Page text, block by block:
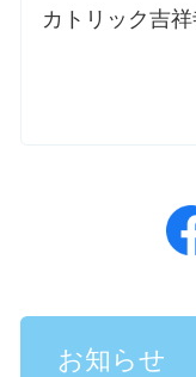
カトリック吉祥
お知らせ